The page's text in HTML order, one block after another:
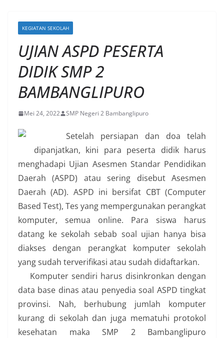
KEGIATAN SEKOLAH
UJIAN ASPD PESERTA
DIDIK SMP 2
BAMBANGLIPURO
Mei 24, 2022 SMP Negeri 2 Bambanglipuro
Setelah persiapan dan doa telah
dipanjatkan, kini para peserta didik harus
menghadapi Ujian Asesmen Standar Pendidikan
Daerah (ASPD) atau sering disebut Asesmen
Daerah (AD). ASPD ini bersifat CBT (Computer
Based Test), Tes yang mempergunakan perangkat
komputer, semua online. Para siswa harus
datang ke sekolah sebab soal ujian hanya bisa
diakses dengan perangkat komputer sekolah
yang sudah terverifikasi atau sudah didaftarkan.
Komputer sendiri harus disinkronkan dengan
data base dinas atau penyedia soal ASPD tingkat
provinsi. Nah, berhubung jumlah komputer
kurang di sekolah dan juga mematuhi protokol
kesehatan maka SMP 2 Bambanglipuro